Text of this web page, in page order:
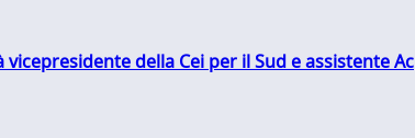
della Cei per il Sud e assistente Ac